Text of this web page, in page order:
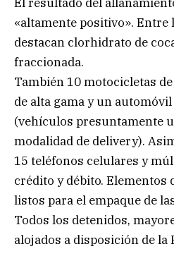
«altamente positivo». Entre
destacan clorhidrato de
fraccionada.
También 10 motocicletas
de alta gama y un
(vehículos presuntamente
modalidad de delivery).
15 teléfonos celulares y
crédito y débito. Elementos
listos para el empaque de
Todos los detenidos,
alojados a disposición de la